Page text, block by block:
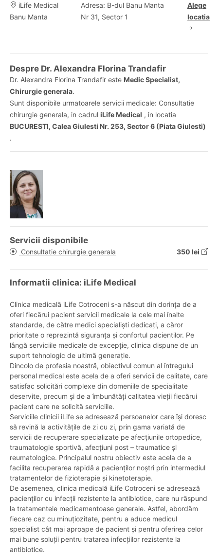
iLife Medical
Banu Manta
Adresa: B-dul Banu Manta
Nr 31, Sector 1
Alege
locatia
Despre Dr. Alexandra Florina Trandafir
Dr. Alexandra Florina Trandafir este Medic Specialist,
Chirurgie generala.
Sunt disponibile urmatoarele servicii medicale: Consultatie
chirurgie generala, in cadrul iLife Medical , in locatia
BUCURESTI, Calea Giulesti Nr. 253, Sector 6 (Piata Giulesti)
.
Servicii disponibile
Consultatie chirurgie generala 350 lei
Informatii clinica: iLife Medical
Clinica medicală iLife Cotroceni s-a născut din dorința de a
oferi fiecărui pacient servicii medicale la cele mai înalte
standarde, de către medici specialiști dedicați, a căror
prioritate o reprezintă siguranța și confortul pacientilor. Pe
lângă serviciile medicale de excepție, clinica dispune de un
suport tehnologic de ultimă generație.
Dincolo de profesia noastră, obiectivul comun al întregului
personal medical este acela de a oferi servicii de calitate, care
satisfac solicitări complexe din domeniile de specialitate
deservite, precum și de a îmbunătăți calitatea vieții fiecărui
pacient care ne solicită serviciile.
Serviciile clinicii iLife se adresează persoanelor care își doresc
să revină la activitățile de zi cu zi, prin gama variată de
servicii de recuperare specializate pe afecțiunile ortopedice,
traumatologie sportivă, afecțiuni post – traumatice și
reumatologice. Principalul nostru obiectiv este acela de a
facilita recuperarea rapidă a pacienților noștri prin intermediul
tratamentelor de fizioterapie și kinetoterapie.
De asemenea, clinica medicală iLife Cotroceni se adresează
pacienților cu infecții rezistente la antibiotice, care nu răspund
la tratamentele medicamentoase generale. Astfel, abordăm
fiecare caz cu minuțiozitate, pentru a aduce medicul
specialist cât mai aproape de pacient și pentru oferirea celor
mai bune soluții pentru tratarea infecțiilor rezistente la
antibiotice.